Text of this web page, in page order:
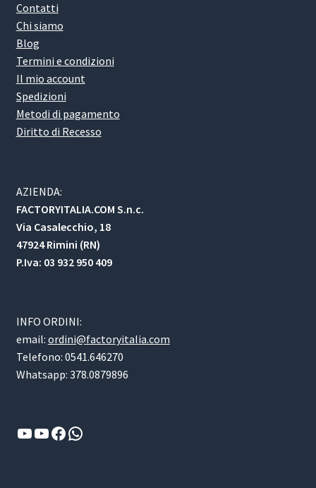
Contatti
Chi siamo
Blog
Termini e condizioni
Il mio account
Spedizioni
Metodi di pagamento
Diritto di Recesso
AZIENDA:
FACTORYITALIA.COM S.n.c.
Via Casalecchio, 18
47924 Rimini (RN)
P.Iva: 03 932 950 409
INFO ORDINI:
email: ordini@factoryitalia.com
Telefono: 0541.646270
Whatsapp: 378.0879896
YouTube
YouTube
Facebook
WhatsApp